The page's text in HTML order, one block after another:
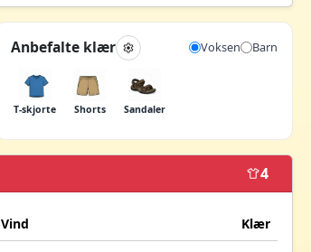
Anbefalte klær Voksen Barn
T-skjorte Shorts Sandaler
4
Vind Klær